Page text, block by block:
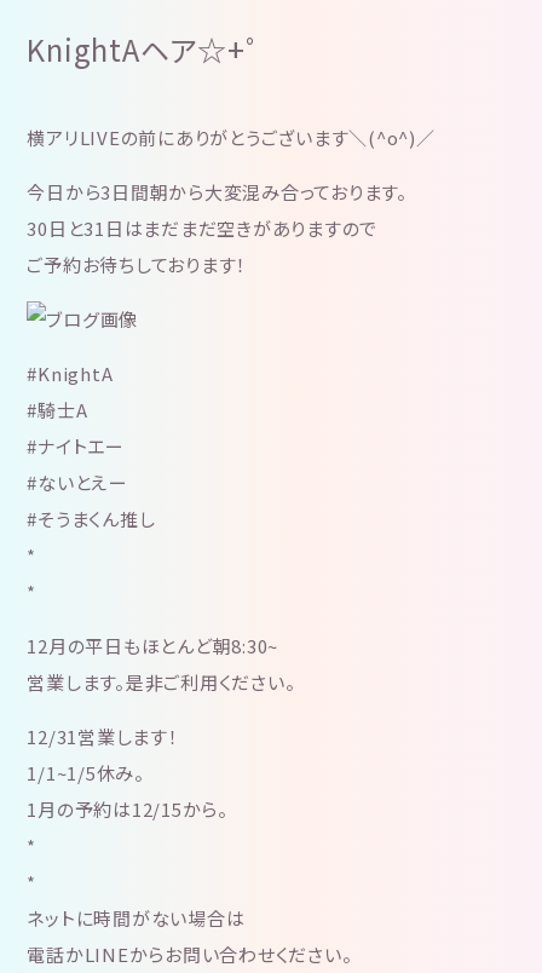
KnightAヘア☆+゜
横アリLIVEの前にありがとうございます＼(^o^)／
今日から3日間朝から大変混み合っております。
30日と31日はまだまだ空きがありますので
ご予約お待ちしております！
#KnightA
#騎士A
#ナイトエー
#ないとえー
#そうまくん推し
*
*
12月の平日もほとんど朝8:30~
営業します。是非ご利用ください。
12/31営業します！
1/1~1/5休み。
1月の予約は12/15から。
*
*
ネットに時間がない場合は
電話かLINEからお問い合わせください。